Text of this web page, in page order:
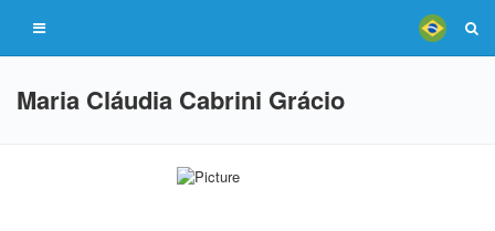
Maria Cláudia Cabrini Grácio